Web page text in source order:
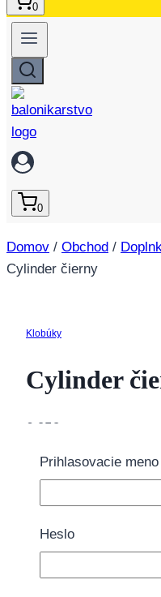
0
0
Domov / Obchod /
Cylinder čierny
Klobúky
Cylinder
6.95 €
1 na sklade
Doprava zdarma
Prihlasovacie
Heslo